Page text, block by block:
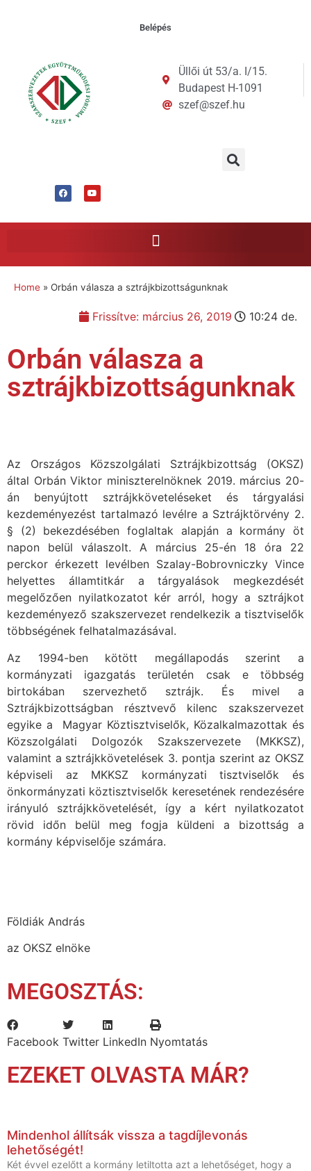
Belépés
Üllői út 53/a. I/15.
Budapest H-1091
szef@szef.hu
Home » Orbán válasza a sztrájkbizottságunknak
Frissítve: március 26, 2019 10:24 de.
Orbán válasza a
sztrájkbizottságunknak
Az Országos Közszolgálati Sztrájkbizottság (OKSZ)
által Orbán Viktor miniszterelnöknek 2019. március 20-
án benyújtott sztrájkköveteléseket és tárgyalási
kezdeményezést tartalmazó levélre a Sztrájktörvény 2.
§ (2) bekezdésében foglaltak alapján a kormány öt
napon belül válaszolt. A március 25-én 18 óra 22
perckor érkezett levélben Szalay-Bobrovniczky Vince
helyettes államtitkár a tárgyalások megkezdését
megelőzően nyilatkozatot kér arról, hogy a sztrájkot
kezdeményező szakszervezet rendelkezik a tisztviselők
többségének felhatalmazásával.
Az 1994-ben kötött megállapodás szerint a
kormányzati igazgatás területén csak e többség
birtokában szervezhető sztrájk. És mivel a
Sztrájkbizottságban résztvevő kilenc szakszervezet
egyike a Magyar Köztisztviselők, Közalkalmazottak és
Közszolgálati Dolgozók Szakszervezete (MKKSZ),
valamint a sztrájkkövetelések 3. pontja szerint az OKSZ
képviseli az MKKSZ kormányzati tisztviselők és
önkormányzati köztisztviselők keresetének rendezésére
irányuló sztrájkkövetelését, így a kért nyilatkozatot
rövid időn belül meg fogja küldeni a bizottság a
kormány képviselője számára.
Földiák András
az OKSZ elnöke
MEGOSZTÁS:
Facebook Twitter LinkedIn Nyomtatás
EZEKET OLVASTA MÁR?
Mindenhol állítsák vissza a tagdíjlevonás
lehetőségét!
Két évvel ezelőtt a kormány letiltotta azt a lehetőséget, hogy a